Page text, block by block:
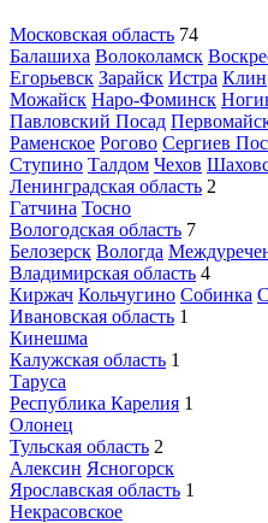
Московская область 74
Балашиха Волоколамск
Егорьевск Зарайск Истра Клин
Можайск Наро-Фоминск
Павловский Посад
Раменское Рогово Сергиев
Ступино Талдом Чехов
Ленинградская область 2
Гатчина Тосно
Вологодская область 7
Белозерск Вологда
Владимирская область 4
Киржач Кольчугино Собинка
Ивановская область 1
Кинешма
Калужская область 1
Таруса
Республика Карелия 1
Олонец
Тульская область 2
Алексин Ясногорск
Ярославская область 1
Некрасовское